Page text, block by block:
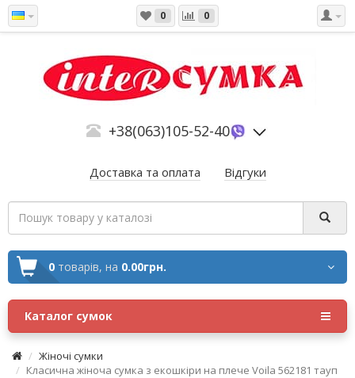
0 0
+38(063)105-52-40
Доставка та оплата Відгуки
0 товарів, на 0.00грн.
Каталог сумок
Жіночі сумки
Класична жіноча сумка з екошкіри на плече Voila 562181 тауп